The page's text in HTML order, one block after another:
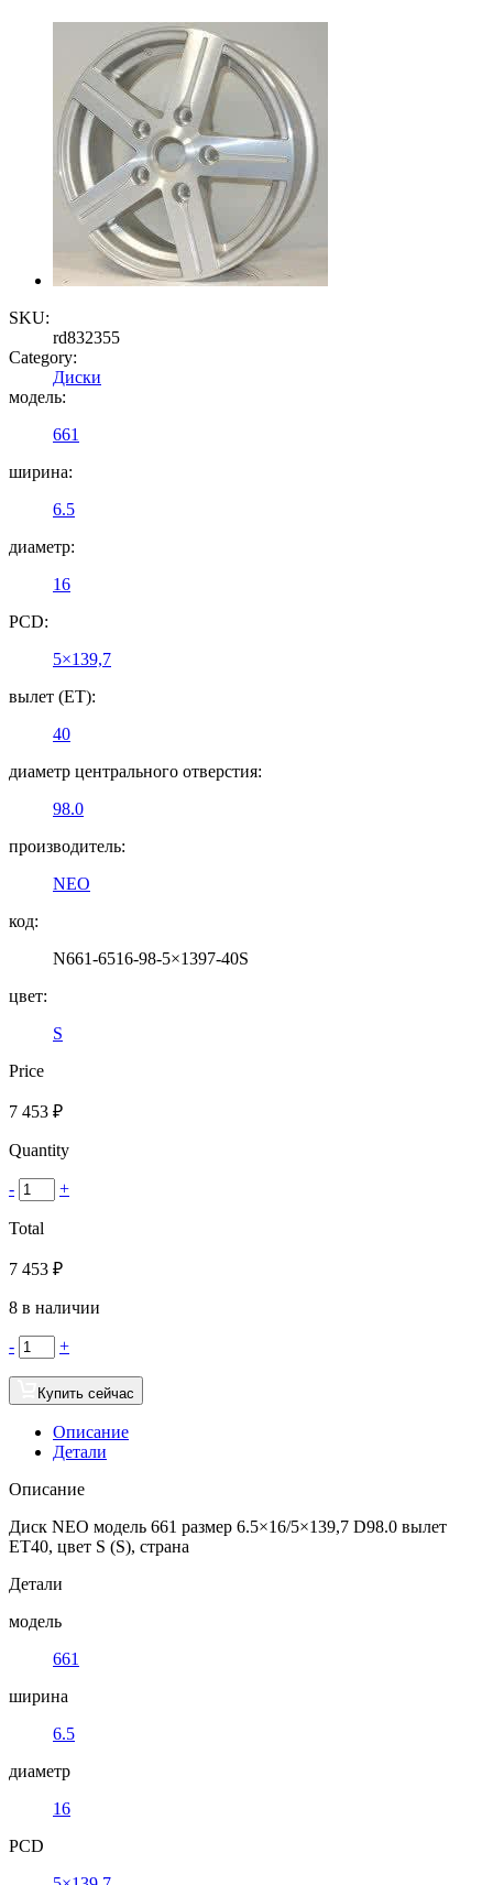
SKU:
rd832355
Category:
Диски
модель:
661
ширина:
6.5
диаметр:
16
PCD:
5×139,7
вылет (ET):
40
диаметр центрального отверстия:
98.0
производитель:
NEO
код:
N661-6516-98-5×1397-40S
цвет:
S
Price
7 453 ₽
Quantity
- +
Total
7 453 ₽
8 в наличии
- +
Купить сейчас
Описание
Детали
Описание
Диск NEO модель 661 размер 6.5×16/5×139,7 D98.0 вылет
ET40, цвет S (S), страна
Детали
модель
661
ширина
6.5
диаметр
16
PCD